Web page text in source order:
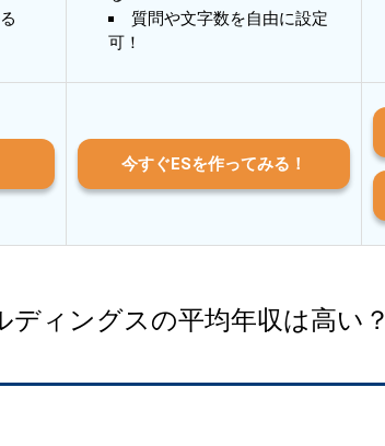
質問や文字数を自由に設定
可！
今すぐESを作ってみる！
ディングスの平均年収は高い？